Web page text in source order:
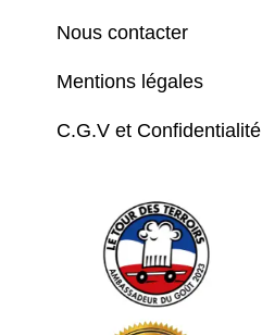
Nous contacter
Mentions légales
C.G.V et Confidentialité